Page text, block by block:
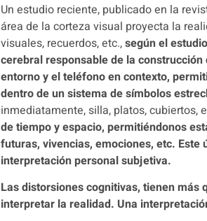
Un estudio reciente, publicado en la
área de la corteza visual proyecta la
visuales, recuerdos, etc.,según el
cerebral responsable de la construcción
entorno y el teléfono en contexto,
dentro de un sistema de símbolos
inmediatamente, silla, platos, cubiertos,
de tiempo y espacio, permitiéndonos
futuras, vivencias, emociones, etc.
interpretación personal subjetiva.
Las distorsiones cognitivas, tienen más
interpretar la realidad. Una